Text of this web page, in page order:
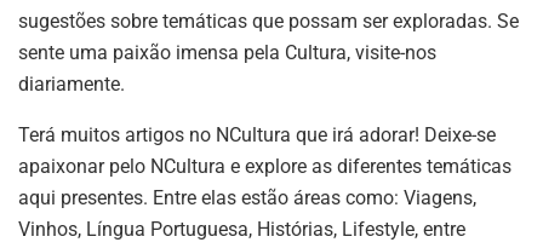
sugestões sobre temáticas que possam ser exploradas. Se
sente uma paixão imensa pela Cultura, visite-nos
diariamente.
Terá muitos artigos no NCultura que irá adorar! Deixe-se
apaixonar pelo NCultura e explore as diferentes temáticas
aqui presentes. Entre elas estão áreas como: Viagens,
Vinhos, Língua Portuguesa, Histórias, Lifestyle, entre